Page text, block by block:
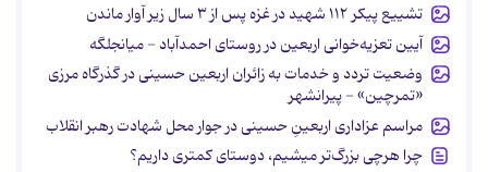
تشییع پیکر ۱۱۲ شهید در غزه پس از ۳ سال زیر آوار ماندن
آیین تعزیه‌خوانی اربعین در روستای احمدآباد - میانجلگه
وضعیت تردد و خدمات به زائران اربعین حسینی در گذرگاه مرزی
«تمرچین» - پیرانشهر
مراسم عزاداری اربعینِ حسینی در جوار محل شهادت رهبر انقلاب
چرا هرچی بزرگ‌تر میشیم، دوستای کمتری داریم؟